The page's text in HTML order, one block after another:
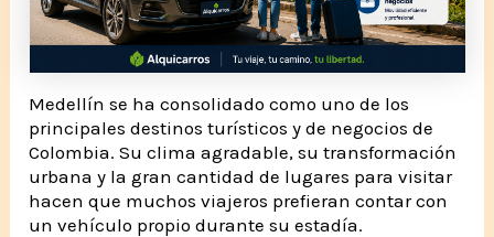
Medellín se ha consolidado como uno de los
principales destinos turísticos y de negocios de
Colombia. Su clima agradable, su transformación
urbana y la gran cantidad de lugares para visitar
hacen que muchos viajeros prefieran contar con
un vehículo propio durante su estadía.